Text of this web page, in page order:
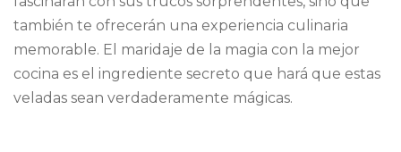
también te ofrecerán una experiencia culinaria
memorable. El maridaje de la magia con la mejor
cocina es el ingrediente secreto que hará que estas
veladas sean verdaderamente mágicas.